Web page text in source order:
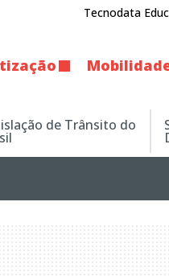
Tecnodata
de Trânsito do